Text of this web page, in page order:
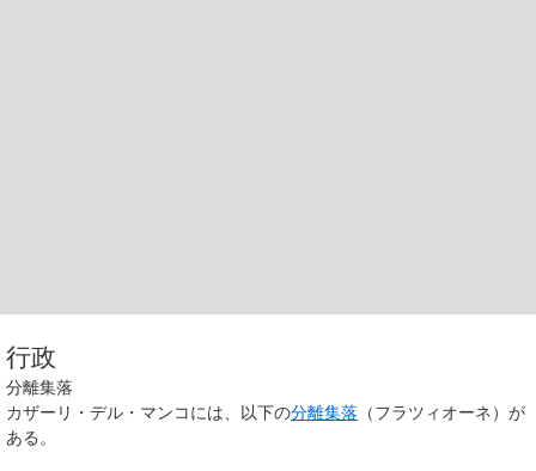
行政
分離集落
カザーリ・デル・マンコには、以下の分離集落 （フラツィオーネ）が
ある。